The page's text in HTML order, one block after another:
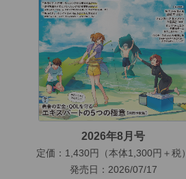
2026年8月号
定価：1,430円（本体1,300円＋税）
発売日：2026/07/17